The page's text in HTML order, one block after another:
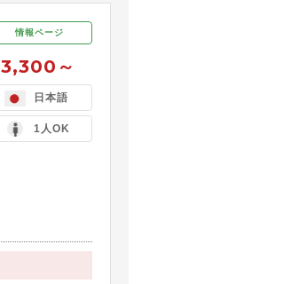
情報ページ
3,300～
日本語
1人OK